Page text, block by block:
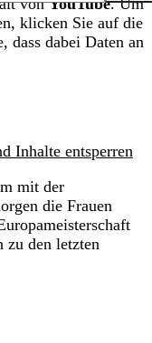
klicken Sie auf die
dass dabei Daten an
Inhalte entsperren
mit der
die Frauen
zu den letzten